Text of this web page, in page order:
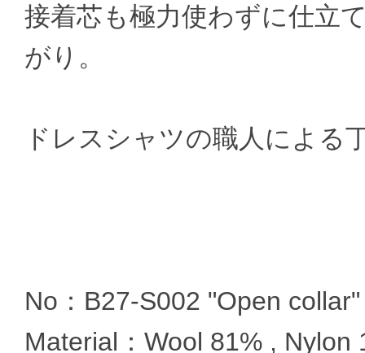
接着芯も極力使わずに仕立
がり。
ドレスシャツの職人によ
No：B27-S002 "Open collar"
Material：Wool 81% , Nylon